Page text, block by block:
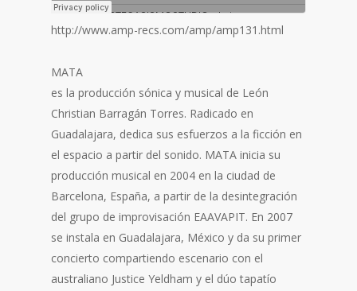
http://www.amp-recs.com/amp/amp131.html
MATA
es la producción sónica y musical de León
Christian Barragán Torres. Radicado en
Guadalajara, dedica sus esfuerzos a la ficción en
el espacio a partir del sonido. MATA inicia su
producción musical en 2004 en la ciudad de
Barcelona, España, a partir de la desintegración
del grupo de improvisación EAAVAPIT. En 2007
se instala en Guadalajara, México y da su primer
concierto compartiendo escenario con el
australiano Justice Yeldham y el dúo tapatío